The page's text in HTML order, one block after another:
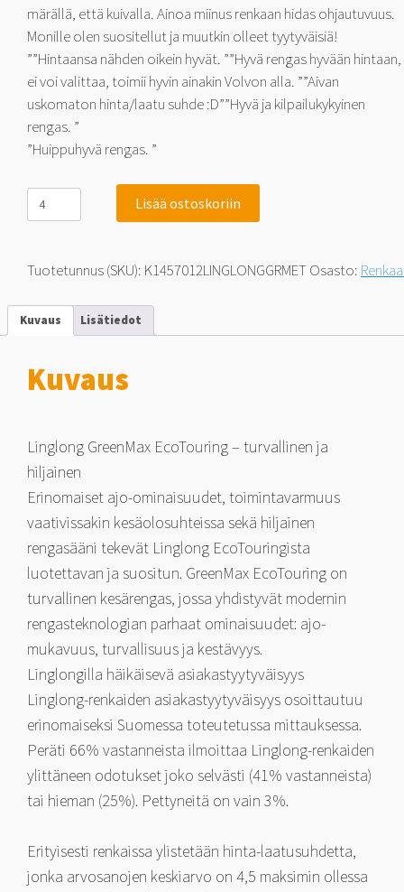
märällä, että kuivalla. Ainoa miinus renkaan hidas ohjautuvuus.
Monille olen suositellut ja muutkin olleet tyytyväisiä!
””Hintaansa nähden oikein hyvät. ””Hyvä rengas hyvään hintaan,
ei voi valittaa, toimii hyvin ainakin Volvon alla. ””Aivan
uskomaton hinta/laatu suhde :D””Hyvä ja kilpailukykyinen
rengas. ”
”Huippuhyvä rengas. ”
Linglong
GreenMax
EcoTouring
asiakastyytyväisyys!
69
Lisää ostoskoriin
Tuotetunnus (SKU): K1457012LINGLONGGRMETOsasto:
Kuvaus Lisätiedot
Kuvaus
Linglong GreenMax EcoTouring – turvallinen ja
hiljainen
Erinomaiset ajo-ominaisuudet, toimintavarmuus
vaativissakin kesäolosuhteissa sekä hiljainen
rengasääni tekevät Linglong EcoTouringista
luotettavan ja suositun. GreenMax EcoTouring on
turvallinen kesärengas, jossa yhdistyvät modernin
rengasteknologian parhaat ominaisuudet: ajo-
mukavuus, turvallisuus ja kestävyys.
Linglongilla häikäisevä asiakastyytyväisyys
Linglong-renkaiden asiakastyytyväisyys osoittautuu
erinomaiseksi Suomessa toteutetussa mittauksessa.
Peräti 66% vastanneista ilmoittaa Linglong-renkaiden
ylittäneen odotukset joko selvästi (41% vastanneista)
tai hieman (25%). Pettyneitä on vain 3%.
Erityisesti renkaissa ylistetään hinta-laatusuhdetta,
jonka arvosanojen keskiarvo on 4,5 maksimin ollessa